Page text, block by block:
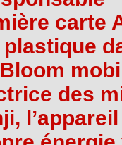
carte
Bloom
des